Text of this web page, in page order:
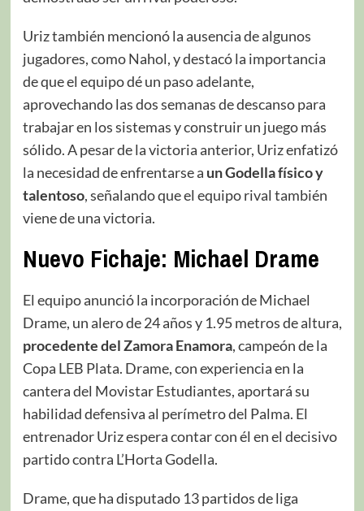
Uriz también mencionó la ausencia de algunos
jugadores, como Nahol, y destacó la importancia
de que el equipo dé un paso adelante,
aprovechando las dos semanas de descanso para
trabajar en los sistemas y construir un juego más
sólido. A pesar de la victoria anterior, Uriz enfatizó
la necesidad de enfrentarse a un Godella físico y
talentoso, señalando que el equipo rival también
viene de una victoria.
Nuevo Fichaje: Michael Drame
El equipo anunció la incorporación de Michael
Drame, un alero de 24 años y 1.95 metros de altura,
procedente del Zamora Enamora, campeón de la
Copa LEB Plata. Drame, con experiencia en la
cantera del Movistar Estudiantes, aportará su
habilidad defensiva al perímetro del Palma. El
entrenador Uriz espera contar con él en el decisivo
partido contra L’Horta Godella.
Drame, que ha disputado 13 partidos de liga